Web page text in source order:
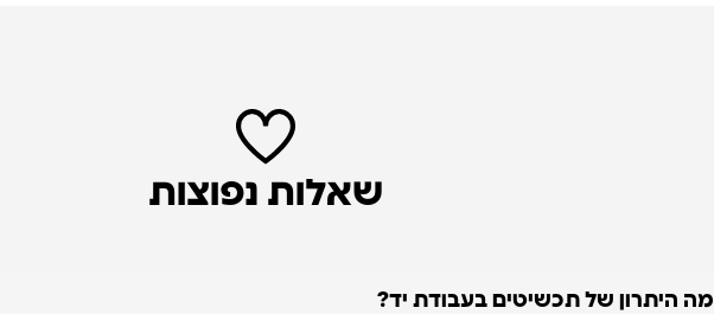
שאלות נפוצות
מה היתרון של תכשיטים בעבודת יד?